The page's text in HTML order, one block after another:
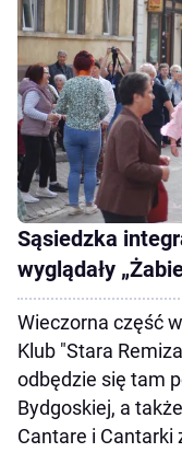
Sąsiedzka
wyglądały
Wieczorna część
Klub "Stara
odbędzie się tam
Bydgoskiej, a
Cantare i Cantarki